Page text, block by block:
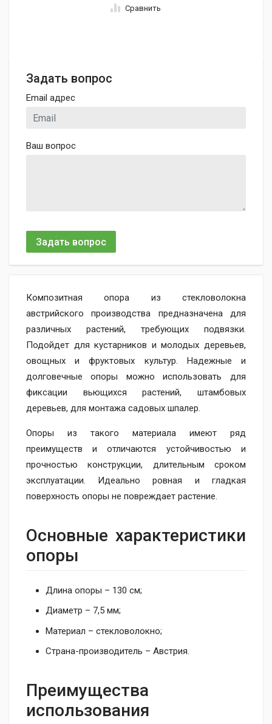
Сравнить
Задать вопрос
Email адрес
Ваш вопрос
Задать вопрос
Композитная опора из стекловолокна
австрийского производства предназначена для
различных растений, требующих подвязки.
Подойдет для кустарников и молодых деревьев,
овощных и фруктовых культур. Надежные и
долговечные опоры можно использовать для
фиксации вьющихся растений, штамбовых
деревьев, для монтажа садовых шпалер.
Опоры из такого материала имеют ряд
преимуществ и отличаются устойчивостью и
прочностью конструкции, длительным сроком
эксплуатации. Идеально ровная и гладкая
поверхность опоры не повреждает растение.
Основные характеристики
опоры
Длина опоры – 130 см;
Диаметр – 7,5 мм;
Материал – стекловолокно;
Страна-производитель – Австрия.
Преимущества
использования